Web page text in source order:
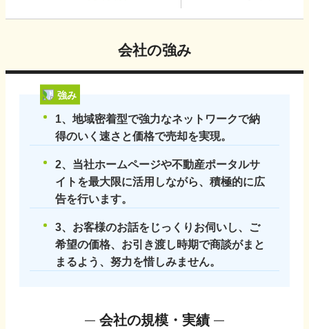
会社の強み
強み
1、地域密着型で強力なネットワークで納
得のいく速さと価格で売却を実現。
2、当社ホームページや不動産ポータルサ
イトを最大限に活用しながら、積極的に広
告を行います。
3、お客様のお話をじっくりお伺いし、ご
希望の価格、お引き渡し時期で商談がまと
まるよう、努力を惜しみません。
会社の規模・実績